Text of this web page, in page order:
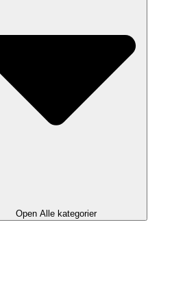
Open Alle kategorier